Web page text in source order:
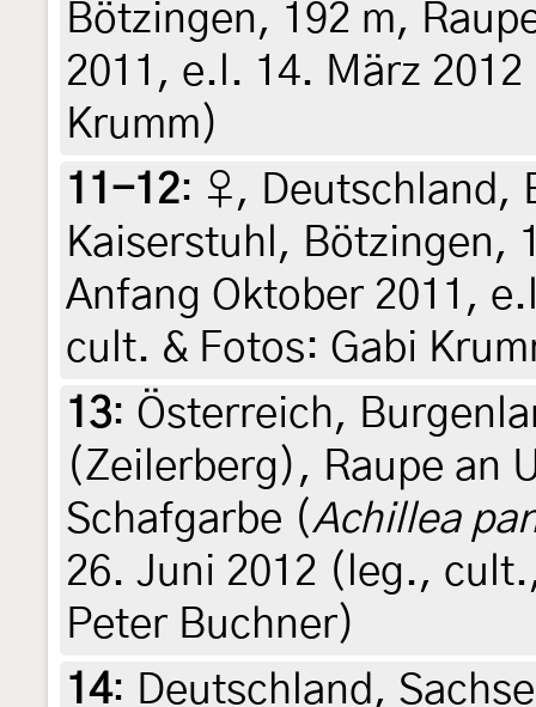
Bötzingen, 192 m,
2011, e.l. 14. März
Krumm)
11-12: ♀, Deutschland,
Kaiserstuhl, Bötzingen,
Anfang Oktober 2011,
cult. & Fotos: Gabi
13: Österreich,
(Zeilerberg), Raupe an
Schafgarbe (Achillea
26. Juni 2012 (leg.,
Peter Buchner)
14: Deutschland,